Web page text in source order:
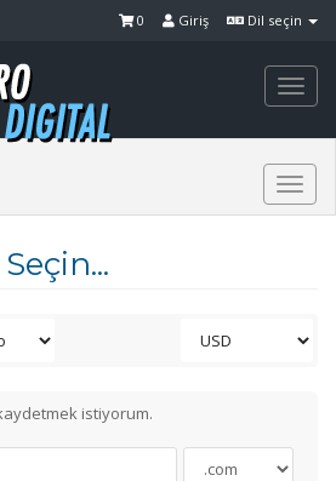
Dil seçin
Giriş
0
istiyorum.